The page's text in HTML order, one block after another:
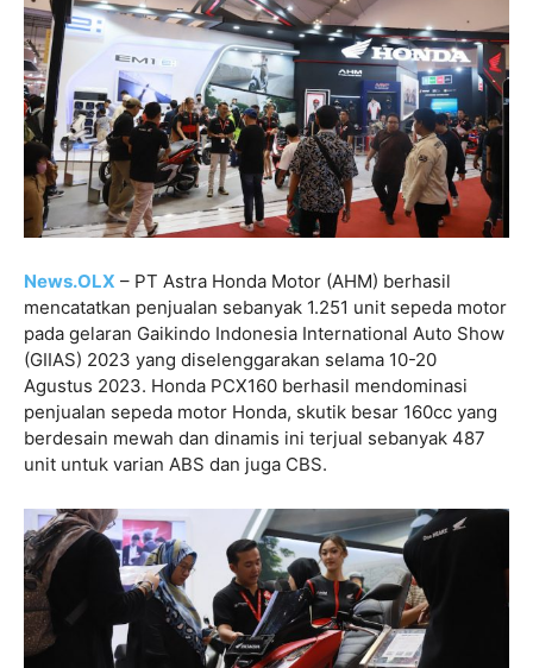
News.OLX – PT Astra Honda Motor (AHM) berhasil
mencatatkan penjualan sebanyak 1.251 unit sepeda motor
pada gelaran Gaikindo Indonesia International Auto Show
(GIIAS) 2023 yang diselenggarakan selama 10-20
Agustus 2023. Honda PCX160 berhasil mendominasi
penjualan sepeda motor Honda, skutik besar 160cc yang
berdesain mewah dan dinamis ini terjual sebanyak 487
unit untuk varian ABS dan juga CBS.